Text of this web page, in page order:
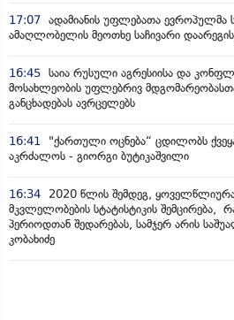
17:07 ადამიანის უფლებათა ევროპულმა
ამაღლობელის მეოთხე საჩივარი
16:45 საია რუსული აგრესიისა და
მოსახლეობის უფლებრივ
განცხადებას ავრცელებს
16:41
"ქართული ოცნება“ ცდილობს
აკრძალოს - გიორგი ბუტიკაშვილი
16:34
2020 წლის შემდეგ,
მკვლელობების სტატისტიკის შემცირება,
პერიოდთან შედარებას, სამჯერ არის
კობახიძე